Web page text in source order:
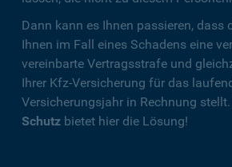
Dann kann es Ihnen passieren, dass
Ihnen im Fall eines Schadens eine
vereinbarte Vertragsstrafe und
Ihrer Kfz-Versicherung für das
Versicherungsjahr in Rechnung stellt.
Schutz bietet hier die Lösung!